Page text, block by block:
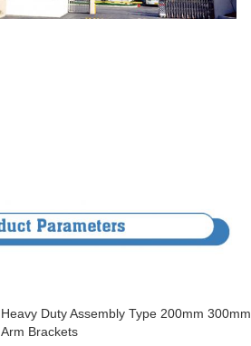
Heavy Duty Assembly Type 200mm
Arm Brackets